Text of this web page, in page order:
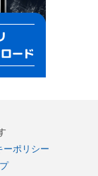
ーポリシー